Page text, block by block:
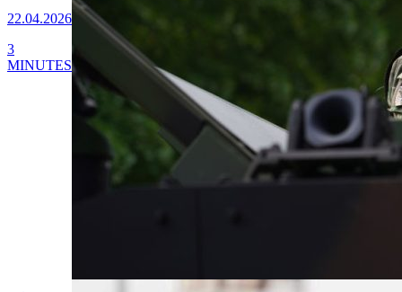
22.04.2026
3
MINUTES